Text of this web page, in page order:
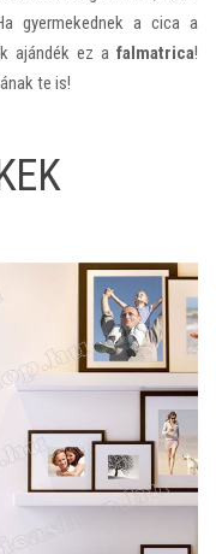
gyermekednek a cica a
ajándék ez a falmatrica!
te is!